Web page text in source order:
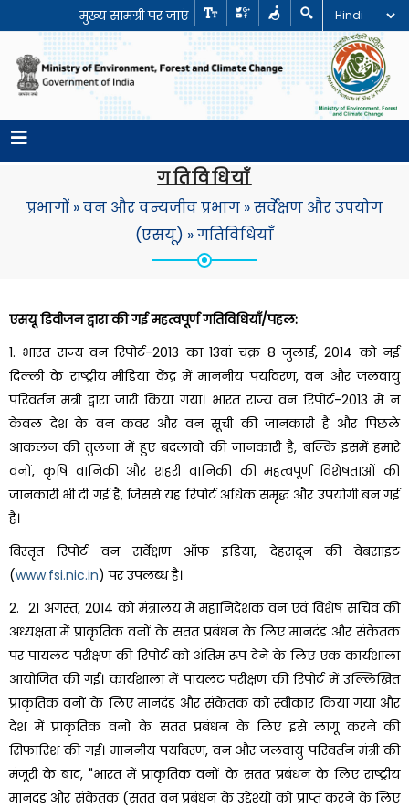
मुख्य सामग्री पर जाएं
गतिविधियाँ
प्रभागों »वन और वन्यजीव प्रभाग »सर्वेक्षण और उपयोग
(एसयू) »गतिविधियाँ
एसयू डिवीजन द्वारा की गई महत्वपूर्ण गतिविधियाँ/पहल:
1. भारत राज्य वन रिपोर्ट-2013 का 13वां चक्र 8 जुलाई, 2014 को नई
दिल्ली के राष्ट्रीय मीडिया केंद्र में माननीय पर्यावरण, वन और जलवायु
परिवर्तन मंत्री द्वारा जारी किया गया। भारत राज्य वन रिपोर्ट-2013 में न
केवल देश के वन कवर और वन सूची की जानकारी है और पिछले
आकलन की तुलना में हुए बदलावों की जानकारी है, बल्कि इसमें हमारे
वनों, कृषि वानिकी और शहरी वानिकी की महत्वपूर्ण विशेषताओं की
जानकारी भी दी गई है, जिससे यह रिपोर्ट अधिक समृद्ध और उपयोगी बन गई
है।
विस्तृत रिपोर्ट वन सर्वेक्षण ऑफ इंडिया, देहरादून की वेबसाइट
(www.fsi.nic.in) पर उपलब्ध है।
2. 21 अगस्त, 2014 को मंत्रालय में महानिदेशक वन एवं विशेष सचिव की
अध्यक्षता में प्राकृतिक वनों के सतत प्रबंधन के लिए मानदंड और संकेतक
पर पायलट परीक्षण की रिपोर्ट को अंतिम रूप देने के लिए एक कार्यशाला
आयोजित की गई। कार्यशाला में पायलट परीक्षण की रिपोर्ट में उल्लिखित
प्राकृतिक वनों के लिए मानदंड और संकेतक को स्वीकार किया गया और
देश में प्राकृतिक वनों के सतत प्रबंधन के लिए इसे लागू करने की
सिफारिश की गई। माननीय पर्यावरण, वन और जलवायु परिवर्तन मंत्री की
मंजूरी के बाद, "भारत में प्राकृतिक वनों के सतत प्रबंधन के लिए राष्ट्रीय
मानदंड और संकेतक (सतत वन प्रबंधन के उद्देश्यों को प्राप्त करने के लिए